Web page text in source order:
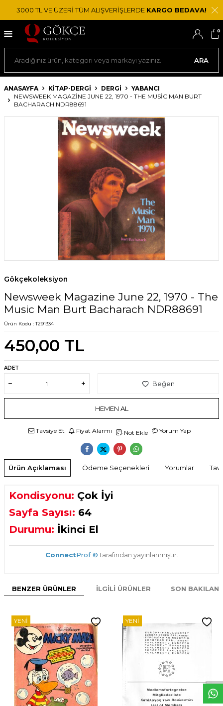
3000 TL VE ÜZERİ TÜM ALIŞVERİŞLERDE KARGO BEDAVA!
ARA
0
ANASAYFA KİTAP-DERGİ DERGI
YABANCI
NEWSWEEK MAGAZINE JUNE 22, 1970 - THE MUSIC MAN BURT
BACHARACH NDR88691
Gökçekoleksiyon
Newsweek Magazine June 22, 1970 - The
Music Man Burt Bacharach NDR88691
Ürün Kodu :T291334
450,00 TL
ADET
Beğen
HEMEN AL
Tavsiye Et Fiyat Alarmı Not Ekle Yorum Yap
Ürün Açıklaması Ödeme Seçenekleri Yorumlar
Kondisyonu: Çok İyi
Sayfa Sayısı: 64
Durumu: İkinci El
ConnectProf © tarafından yayınlanmıştır.
BENZER ÜRÜNLER İLGILI ÜRÜNLER SON
YENI YENI